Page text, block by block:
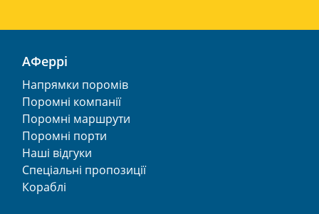
АФеррі
Напрямки поромів
Поромні компанії
Поромні маршрути
Поромні порти
Наші відгуки
Спеціальні пропозиції
Кораблі